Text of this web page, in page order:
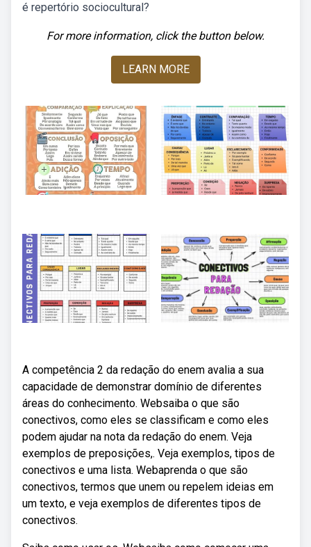
é repertório sociocultural?
For more information, click the button below.
LEARN MORE
A competência 2 da redação do enem avalia a sua
capacidade de demonstrar domínio de diferentes
áreas do conhecimento. Websaiba o que são
conectivos, como eles se classificam e como eles
podem ajudar na nota da redação do enem. Veja
exemplos de preposições,. Veja exemplos, tipos de
conectivos e uma lista. Webaprenda o que são
conectivos, termos que unem ou repelem ideias em
um texto, e veja exemplos de diferentes tipos de
conectivos.